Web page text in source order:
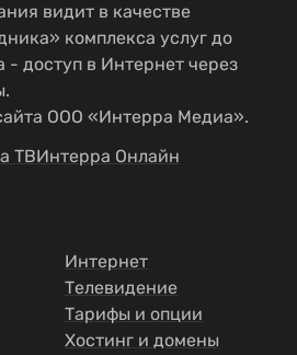
видит в качестве
комплекса услуг до
- доступ в Интернет через
ООО «Интерра Медиа».
ТВИнтерра Онлайн
Интернет
Телевидение
Тарифы и опции
Хостинг и домены